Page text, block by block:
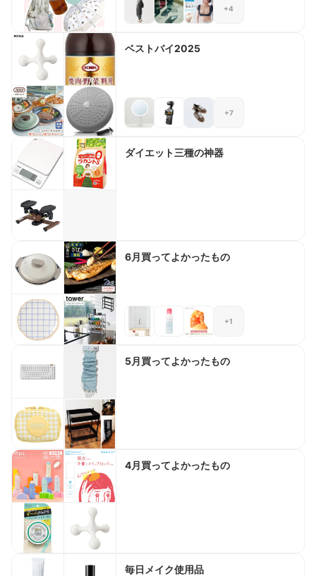
+4
ベストバイ2025
+7
ダイエット三種の神器
6月買ってよかったもの
+1
5月買ってよかったもの
4月買ってよかったもの
毎日メイク使用品